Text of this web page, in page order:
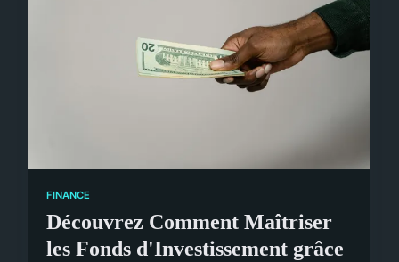
FINANCE
Découvrez Comment Maîtriser
les Fonds d'Investissement grâce